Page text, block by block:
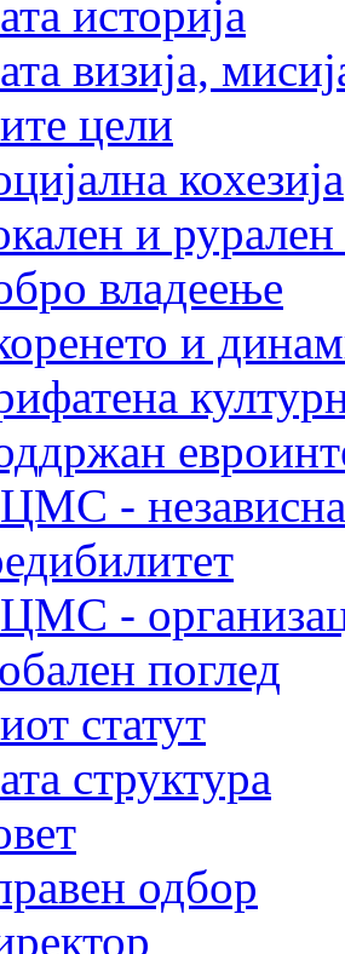
историја
визија,
цели
кохезија
и рурален
владеење
и
- независна
-
поглед
статут
структура
одбор